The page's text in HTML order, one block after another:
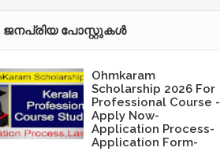
ജനപ്രിയ പോസ്റ്റുകള്‍‌
Ohmkaram
Scholarship 2026 For
Professional Course -
Apply Now-
Application Process-
Application Form-